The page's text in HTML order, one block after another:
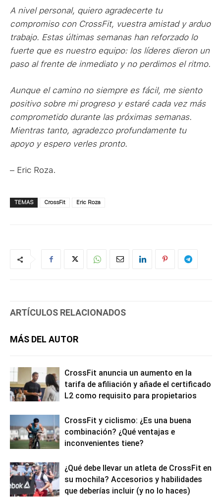
A nivel personal, quiero agradecerte tu
compromiso con CrossFit, vuestra amistad y arduo
trabajo. Estas últimas semanas han reforzado lo
fuerte que es nuestro equipo: los líderes dieron un
paso al frente de inmediato y no perdimos el ritmo.
Aunque el camino no siempre es fácil, me siento
positivo sobre mi progreso y estaré cada vez más
comprometido durante las próximas semanas.
Mientras tanto, agradezco profundamente tu
apoyo y espero verles pronto.
– Eric Roza.
TEMAS CrossFit Eric Roza
ARTÍCULOS RELACIONADOS
MÁS DEL AUTOR
CrossFit anuncia un aumento en la
tarifa de afiliación y añade el certificado
L2 como requisito para propietarios
CrossFit y ciclismo: ¿Es una buena
combinación? ¿Qué ventajas e
inconvenientes tiene?
¿Qué debe llevar un atleta de CrossFit en
su mochila? Accesorios y habilidades
que deberías incluir (y no lo haces)